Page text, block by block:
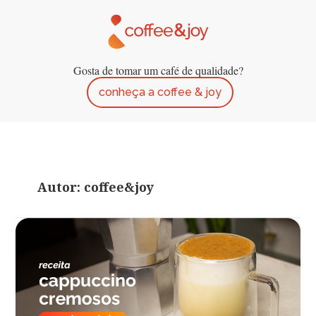
Gosta de tomar um café de qualidade?
conheça a coffee & joy
Autor: coffee&joy